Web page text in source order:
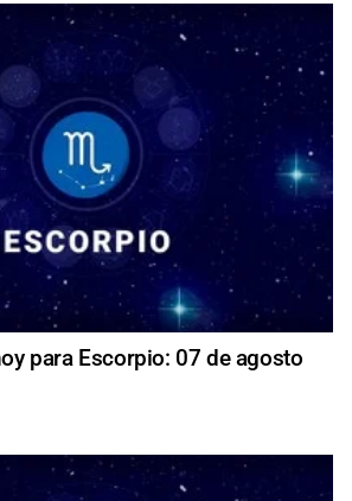
para Escorpio: 07 de agosto